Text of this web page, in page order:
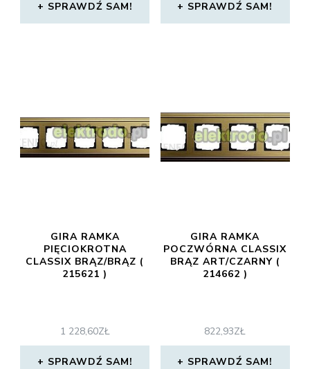
SPRAWDŹ SAM! SPRAWDŹ SAM!
GIRA RAMKA
PIĘCIOKROTNA
CLASSIX BRĄZ/BRĄZ (
215621 )
1 228,60ZŁ
SPRAWDŹ SAM!
GIRA RAMKA
POCZWÓRNA CLASSIX
BRĄZ ART/CZARNY (
214662 )
822,93ZŁ
SPRAWDŹ SAM!